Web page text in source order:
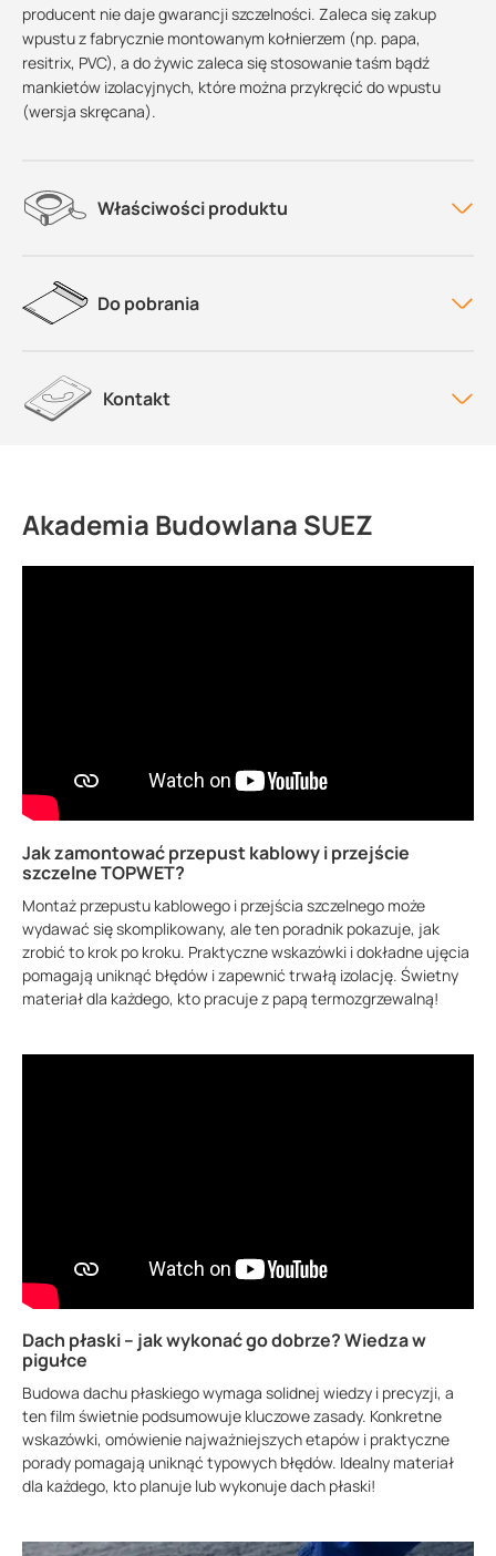
producent nie daje gwarancji szczelności. Zaleca się zakup
wpustu z fabrycznie montowanym kołnierzem (np. papa,
resitrix, PVC), a do żywic zaleca się stosowanie taśm bądź
mankietów izolacyjnych, które można przykręcić do wpustu
(wersja skręcana).
Właściwości produktu
Do pobrania
Kontakt
Akademia Budowlana SUEZ
Jak zamontować przepust kablowy i przejście
szczelne TOPWET?
Montaż przepustu kablowego i przejścia szczelnego może
wydawać się skomplikowany, ale ten poradnik pokazuje, jak
zrobić to krok po kroku. Praktyczne wskazówki i dokładne ujęcia
pomagają uniknąć błędów i zapewnić trwałą izolację. Świetny
materiał dla każdego, kto pracuje z papą termozgrzewalną!
Dach płaski – jak wykonać go dobrze? Wiedza w
pigułce
Budowa dachu płaskiego wymaga solidnej wiedzy i precyzji, a
ten film świetnie podsumowuje kluczowe zasady. Konkretne
wskazówki, omówienie najważniejszych etapów i praktyczne
porady pomagają uniknąć typowych błędów. Idealny materiał
dla każdego, kto planuje lub wykonuje dach płaski!